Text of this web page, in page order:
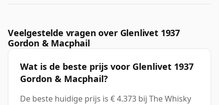
Veelgestelde vragen over Glenlivet 1937
Gordon & Macphail
Wat is de beste prijs voor Glenlivet 1937
Gordon & Macphail?
De beste huidige prijs is € 4.373 bij The Whisky